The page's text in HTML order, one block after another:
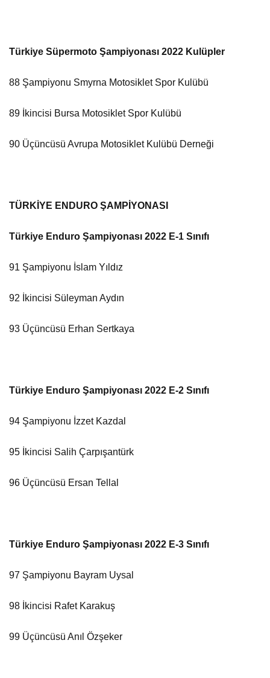
Türkiye Süpermoto Şampiyonası 2022 Kulüpler
88 Şampiyonu Smyrna Motosiklet Spor Kulübü
89 İkincisi Bursa Motosiklet Spor Kulübü
90 Üçüncüsü Avrupa Motosiklet Kulübü Derneği
TÜRKİYE ENDURO ŞAMPİYONASI
Türkiye Enduro Şampiyonası 2022 E-1 Sınıfı
91 Şampiyonu İslam Yıldız
92 İkincisi Süleyman Aydın
93 Üçüncüsü Erhan Sertkaya
Türkiye Enduro Şampiyonası 2022 E-2 Sınıfı
94 Şampiyonu İzzet Kazdal
95 İkincisi Salih Çarpışantürk
96 Üçüncüsü Ersan Tellal
Türkiye Enduro Şampiyonası 2022 E-3 Sınıfı
97 Şampiyonu Bayram Uysal
98 İkincisi Rafet Karakuş
99 Üçüncüsü Anıl Özşeker